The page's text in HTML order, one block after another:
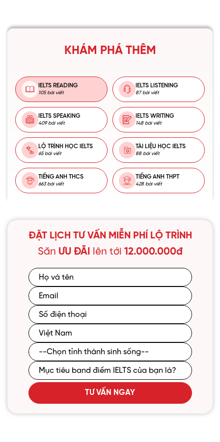
KHÁM PHÁ THÊM
IELTS READING
105 bài viết
IELTS LISTENING
87 bài viết
IELTS SPEAKING
409 bài viết
IELTS WRITING
148 bài viết
LỘ TRÌNH HỌC IELTS
65 bài viết
TÀI LIỆU HỌC IELTS
88 bài viết
TIẾNG ANH THCS
663 bài viết
TIẾNG ANH THPT
428 bài viết
ĐẶT LỊCH TƯ VẤN MIỄN PHÍ LỘ TRÌNH
Săn ƯU ĐÃI lên tới 12.000.000đ
TƯ VẤN NGAY